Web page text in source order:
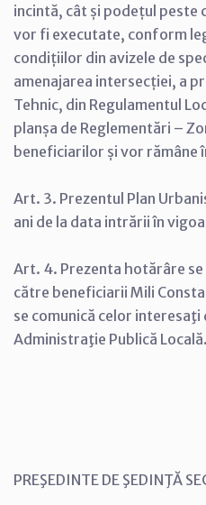
incintă, cât și podețul peste
vor fi executate, conform
condițiilor din avizele de
amenajarea intersecției, a
Tehnic, din Regulamentul
planșa de Reglementări –
beneficiarilor și vor
Art. 3. Prezentul Plan
ani de la data intrării în
Art. 4. Prezenta hotărâre se
către beneficiarii Mili
se comunică celor interesaţi
Administraţie Publică Locală.
PREŞEDINTE DE ŞEDINŢĂ